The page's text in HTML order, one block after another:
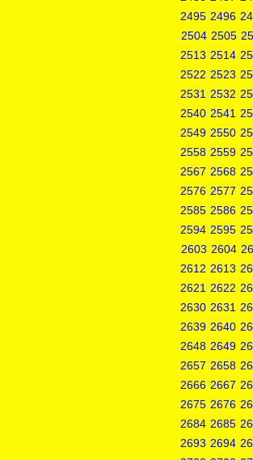
2495 2496
2504 2505
2513 2514
2522 2523
2531 2532
2540 2541
2549 2550
2558 2559
2567 2568
2576 2577
2585 2586
2594 2595
2603 2604
2612 2613
2621 2622
2630 2631
2639 2640
2648 2649
2657 2658
2666 2667
2675 2676
2684 2685
2693 2694